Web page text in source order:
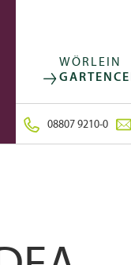
WÖRLEIN
08807 9210-0
FOLGE UNS AUF: